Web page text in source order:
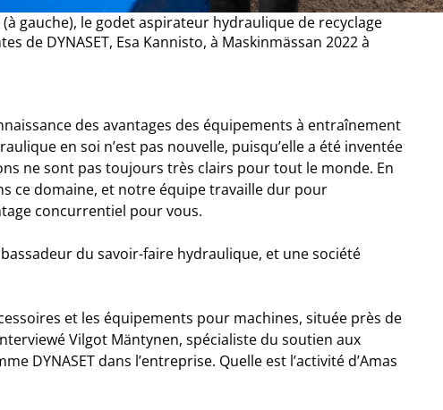
gauche), le godet aspirateur hydraulique de recyclage
de DYNASET, Esa Kannisto, à Maskinmässan 2022 à
des avantages des équipements à entraînement
en soi n’est pas nouvelle, puisqu’elle a été inventée
ne sont pas toujours très clairs pour tout le monde. En
ce domaine, et notre équipe travaille dur pour
concurrentiel pour vous.
du savoir-faire hydraulique, et une société
et les équipements pour machines, située près de
Vilgot Mäntynen, spécialiste du soutien aux
DYNASET dans l’entreprise. Quelle est l’activité d’Amas